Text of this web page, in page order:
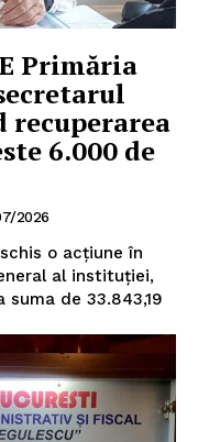
Primăria
6.000 de
2026
o acțiune în
al instituției,
suma de 33.843,19